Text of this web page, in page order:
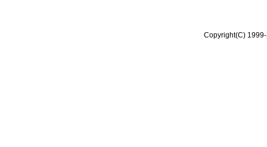
Copyright(C)